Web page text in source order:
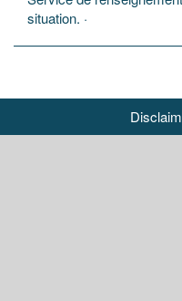
situation. ·